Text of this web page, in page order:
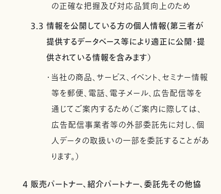
の正確な把握及び対応品質向上のため
3.3 情報を公開している方の個人情報(第三者が
提供するデータベース等により適正に公開・提
供されている情報を含みます）
・当社の商品、サービス、イベント、セミナー情報
等を郵便、電話、電子メール、広告配信等を
通じてご案内するため（ご案内に際しては、
広告配信事業者等の外部委託先に対し、個
人データの取扱いの一部を委託することがあ
ります。）
4 販売パートナー、紹介パートナー、委託先その他協